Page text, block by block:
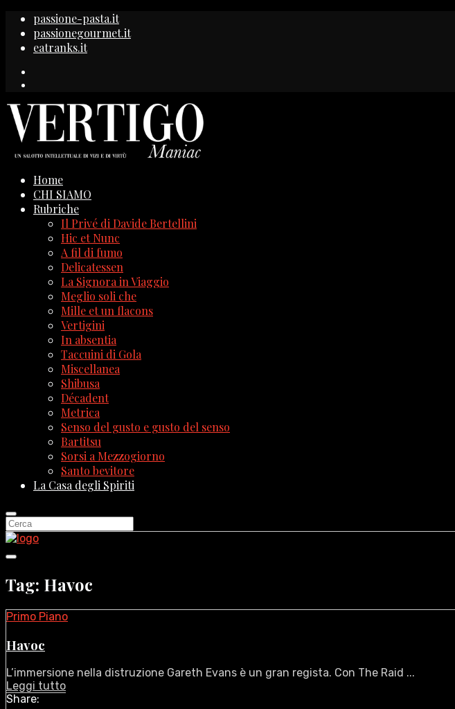
passione-pasta.it
passionegourmet.it
eatranks.it
Home
CHI SIAMO
Rubriche
Il Privé di Davide Bertellini
Hic et Nunc
A fil di fumo
Delicatessen
La Signora in Viaggio
Meglio soli che
Mille et un flacons
Vertigini
In absentia
Taccuini di Gola
Miscellanea
Shibusa
Décadent
Metrica
Senso del gusto e gusto del senso
Bartitsu
Sorsi a Mezzogiorno
Santo bevitore
La Casa degli Spiriti
Tag: Havoc
Primo Piano
Havoc
L’immersione nella distruzione Gareth Evans è un gran regista. Con The Raid ...
Leggi tutto
Share: